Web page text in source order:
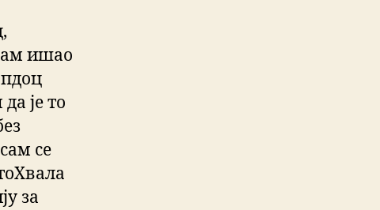
ишао
је то
се
за